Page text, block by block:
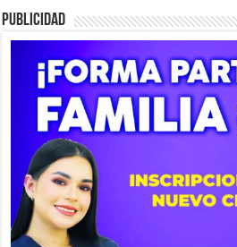
PUBLICIDAD